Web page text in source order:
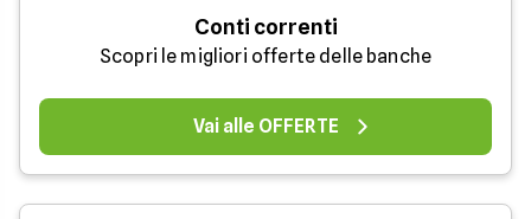
Conti correnti
Scopri le migliori offerte delle banche
Vai alle OFFERTE